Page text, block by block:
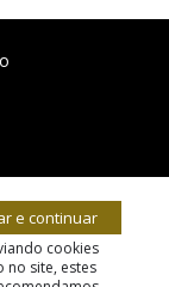
e continuar
cookies
no site, estes